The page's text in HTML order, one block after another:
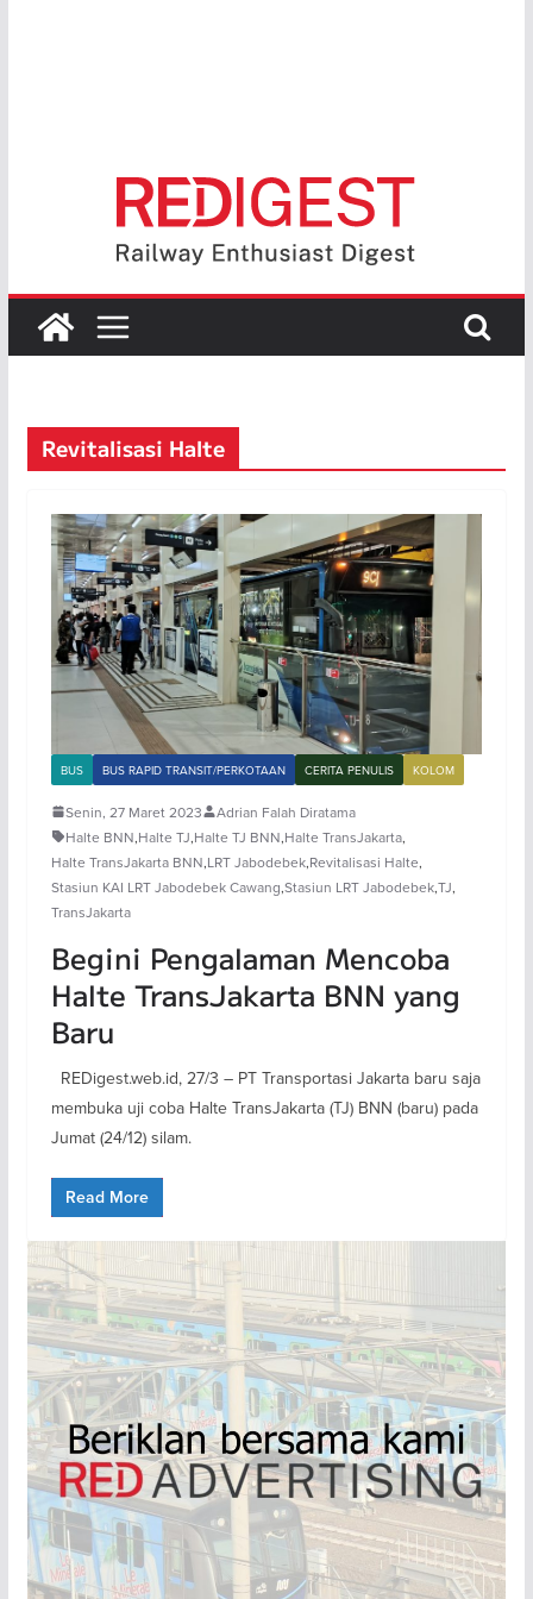
Revitalisasi Halte
BUS BUS RAPID TRANSIT/PERKOTAAN CERITA PENULIS KOLOM
Senin, 27 Maret 2023
Adrian Falah Diratama
Halte BNN,Halte TJ,Halte TJ BNN,Halte TransJakarta,
Halte TransJakarta BNN,LRT Jabodebek,Revitalisasi Halte,
Stasiun KAI LRT Jabodebek Cawang,Stasiun LRT Jabodebek,TJ,
TransJakarta
Begini Pengalaman Mencoba
Halte TransJakarta BNN yang
Baru
REDigest.web.id, 27/3 – PT Transportasi Jakarta baru saja
membuka uji coba Halte TransJakarta (TJ) BNN (baru) pada
Jumat (24/12) silam.
Read More